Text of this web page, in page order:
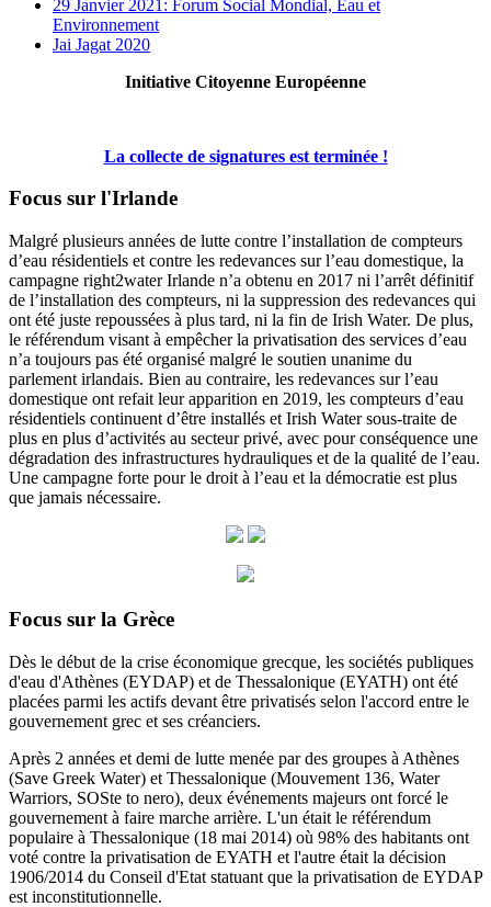
29 Janvier 2021: Forum Social Mondial, Eau et
Environnement
Jai Jagat 2020
Initiative Citoyenne Européenne
La collecte de signatures est terminée !
Focus sur l'Irlande
Malgré plusieurs années de lutte contre l’installation de compteurs
d’eau résidentiels et contre les redevances sur l’eau domestique, la
campagne right2water Irlande n’a obtenu en 2017 ni l’arrêt définitif
de l’installation des compteurs, ni la suppression des redevances qui
ont été juste repoussées à plus tard, ni la fin de Irish Water. De plus,
le référendum visant à empêcher la privatisation des services d’eau
n’a toujours pas été organisé malgré le soutien unanime du
parlement irlandais. Bien au contraire, les redevances sur l’eau
domestique ont refait leur apparition en 2019, les compteurs d’eau
résidentiels continuent d’être installés et Irish Water sous-traite de
plus en plus d’activités au secteur privé, avec pour conséquence une
dégradation des infrastructures hydrauliques et de la qualité de l’eau.
Une campagne forte pour le droit à l’eau et la démocratie est plus
que jamais nécessaire.
Focus sur la Grèce
Dès le début de la crise économique grecque, les sociétés publiques
d'eau d'Athènes (EYDAP) et de Thessalonique (EYATH) ont été
placées parmi les actifs devant être privatisés selon l'accord entre le
gouvernement grec et ses créanciers.
Après 2 années et demi de lutte menée par des groupes à Athènes
(Save Greek Water) et Thessalonique (Mouvement 136, Water
Warriors, SOSte to nero), deux événements majeurs ont forcé le
gouvernement à faire marche arrière. L'un était le référendum
populaire à Thessalonique (18 mai 2014) où 98% des habitants ont
voté contre la privatisation de EYATH et l'autre était la décision
1906/2014 du Conseil d'Etat statuant que la privatisation de EYDAP
est inconstitutionnelle.